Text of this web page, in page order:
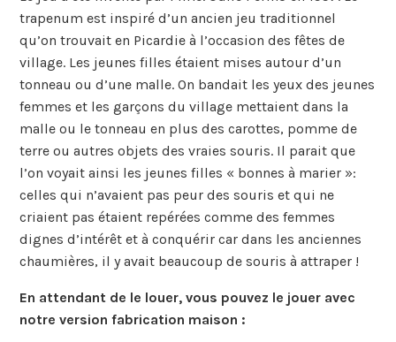
trapenum est inspiré d’un ancien jeu traditionnel
qu’on trouvait en Picardie à l’occasion des fêtes de
village. Les jeunes filles étaient mises autour d’un
tonneau ou d’une malle. On bandait les yeux des jeunes
femmes et les garçons du village mettaient dans la
malle ou le tonneau en plus des carottes, pomme de
terre ou autres objets des vraies souris. Il parait que
l’on voyait ainsi les jeunes filles « bonnes à marier »:
celles qui n’avaient pas peur des souris et qui ne
criaient pas étaient repérées comme des femmes
dignes d’intérêt et à conquérir car dans les anciennes
chaumières, il y avait beaucoup de souris à attraper !
En attendant de le louer, vous pouvez le jouer avec
notre version fabrication maison :